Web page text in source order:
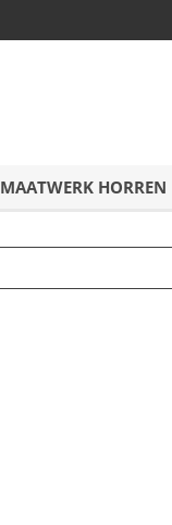
MAATWERK HORREN